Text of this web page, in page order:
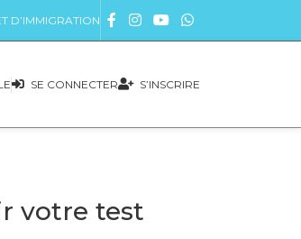
D’IMMIGRATION
SE CONNECTER S’INSCRIRE
votre test